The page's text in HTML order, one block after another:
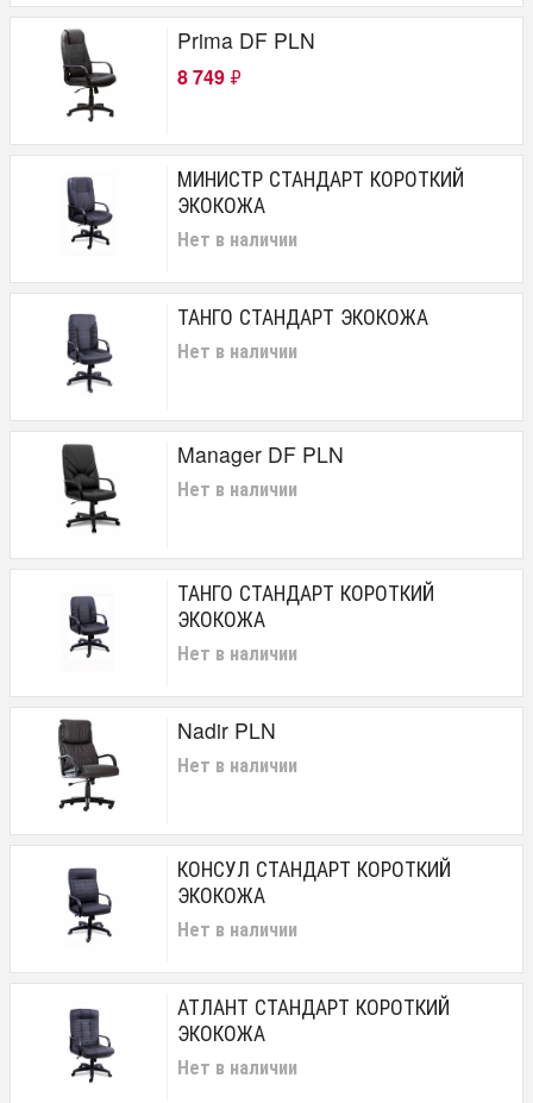
Prima DF PLN
8 749 ₽
МИНИСТР СТАНДАРТ КОРОТКИЙ
ЭКОКОЖА
Нет в наличии
ТАНГО СТАНДАРТ ЭКОКОЖА
Нет в наличии
Manager DF PLN
Нет в наличии
ТАНГО СТАНДАРТ КОРОТКИЙ
ЭКОКОЖА
Нет в наличии
Nadir PLN
Нет в наличии
КОНСУЛ СТАНДАРТ КОРОТКИЙ
ЭКОКОЖА
Нет в наличии
АТЛАНТ СТАНДАРТ КОРОТКИЙ
ЭКОКОЖА
Нет в наличии